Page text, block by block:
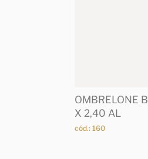
OMBRELONE
X 2,40 AL
cód.: 160